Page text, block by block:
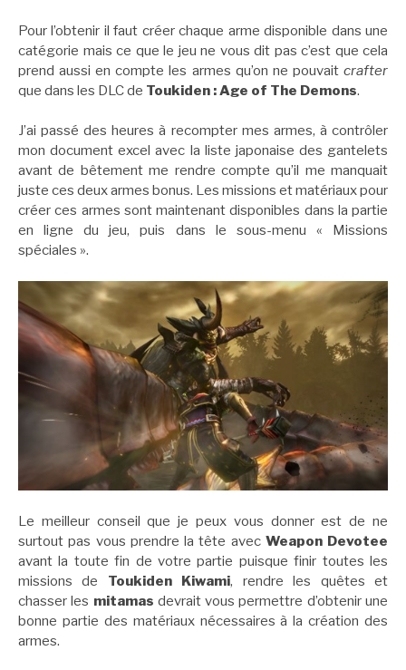
Pour l’obtenir il faut créer chaque arme disponible dans une
catégorie mais ce que le jeu ne vous dit pas c’est que cela
prend aussi en compte les armes qu’on ne pouvait crafter
que dans les DLC de Toukiden : Age of The Demons.
J’ai passé des heures à recompter mes armes, à contrôler
mon document excel avec la liste japonaise des gantelets
avant de bêtement me rendre compte qu’il me manquait
juste ces deux armes bonus. Les missions et matériaux pour
créer ces armes sont maintenant disponibles dans la partie
en ligne du jeu, puis dans le sous-menu « Missions
spéciales ».
Le meilleur conseil que je peux vous donner est de ne
surtout pas vous prendre la tête avec Weapon Devotee
avant la toute fin de votre partie puisque finir toutes les
missions de Toukiden Kiwami, rendre les quêtes et
chasser les mitamas devrait vous permettre d’obtenir une
bonne partie des matériaux nécessaires à la création des
armes.